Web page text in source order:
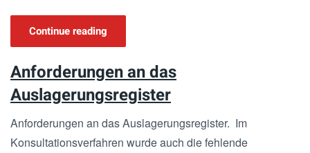
Continue reading
Anforderungen an das
Auslagerungsregister
Anforderungen an das Auslagerungsregister. Im
Konsultationsverfahren wurde auch die fehlende